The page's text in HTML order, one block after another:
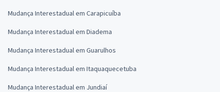
Mudança Interestadual em Carapicuíba
Mudança Interestadual em Diadema
Mudança Interestadual em Guarulhos
Mudança Interestadual em Itaquaquecetuba
Mudança Interestadual em Jundiaí